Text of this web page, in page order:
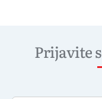
Prijavite